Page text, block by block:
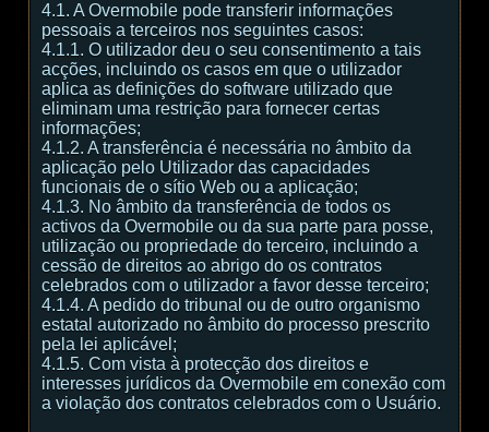
4.1. A Overmobile pode transferir informações
pessoais a terceiros nos seguintes casos:
4.1.1. O utilizador deu o seu consentimento a tais
acções, incluindo os casos em que o utilizador
aplica as definições do software utilizado que
eliminam uma restrição para fornecer certas
informações;
4.1.2. A transferência é necessária no âmbito da
aplicação pelo Utilizador das capacidades
funcionais de o sítio Web ou a aplicação;
4.1.3. No âmbito da transferência de todos os
activos da Overmobile ou da sua parte para posse,
utilização ou propriedade do terceiro, incluindo a
cessão de direitos ao abrigo do os contratos
celebrados com o utilizador a favor desse terceiro;
4.1.4. A pedido do tribunal ou de outro organismo
estatal autorizado no âmbito do processo prescrito
pela lei aplicável;
4.1.5. Com vista à protecção dos direitos e
interesses jurídicos da Overmobile em conexão com
a violação dos contratos celebrados com o Usuário.